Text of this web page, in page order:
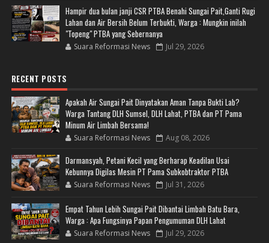
Hampir dua bulan janji CSR PTBA Benahi Sungai Pait,Ganti Rugi
Lahan dan Air Bersih Belum Terbukti, Warga : Mungkin inilah
"Topeng" PTBA yang Sebernanya
Suara Reformasi News Jul 29, 2026
RECENT POSTS
Apakah Air Sungai Pait Dinyatakan Aman Tanpa Bukti Lab?
Warga Tantang DLH Sumsel, DLH Lahat, PTBA dan PT Pama
Minum Air Limbah Bersama!
Suara Reformasi News Aug 08, 2026
Darmansyah, Petani Kecil yang Berharap Keadilan Usai
Kebunnya Digilas Mesin PT Pama Subkobtraktor PTBA
Suara Reformasi News Jul 31, 2026
Empat Tahun Lebih Sungai Pait Dibantai Limbah Batu Bara,
Warga : Apa Fungsinya Papan Pengumuman DLH Lahat
Suara Reformasi News Jul 29, 2026